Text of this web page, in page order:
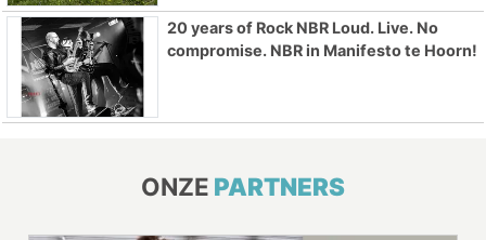
20 years of Rock NBR Loud. Live. No
compromise. NBR in Manifesto te Hoorn!
ONZE PARTNERS